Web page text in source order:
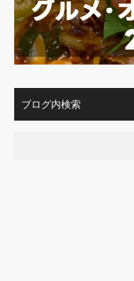
ブログ内検索